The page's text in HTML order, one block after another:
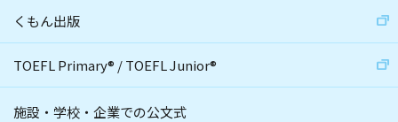
くもん出版
TOEFL Primary® /TOEFL Junior®
施設・学校・企業での公文式